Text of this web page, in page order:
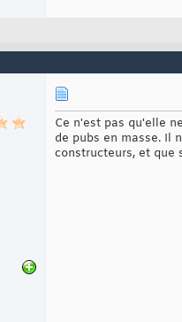
Ce n'est pas qu'elle
de pubs en masse. Il
constructeurs, et que